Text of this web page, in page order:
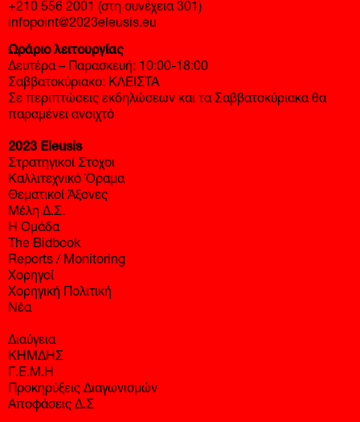
+210 556 2001 (στη συνέχεια 301)
infopoint@2023eleusis.eu
Ωράριο λειτουργίας
Δευτέρα – Παρασκευή: 10:00-18:00
Σαββατοκύριακο: ΚΛΕΙΣΤΑ
Σε περιπτώσεις εκδηλώσεων και τα Σαββατοκύριακα θα
παραμένει ανοιχτό
2023 Eleusis
Στρατηγικοί Στόχοι
Καλλιτεχνικό Όραμα
Θεματικοί Άξονες
Μέλη Δ.Σ.
Η Ομάδα
The Bidbook
Reports / Monitoring
Χορηγοί
Χορηγική Πολιτική
Νέα
Διαύγεια
ΚΗΜΔΗΣ
Γ.Ε.Μ.Η
Προκηρύξεις Διαγωνισμών
Αποφάσεις Δ.Σ